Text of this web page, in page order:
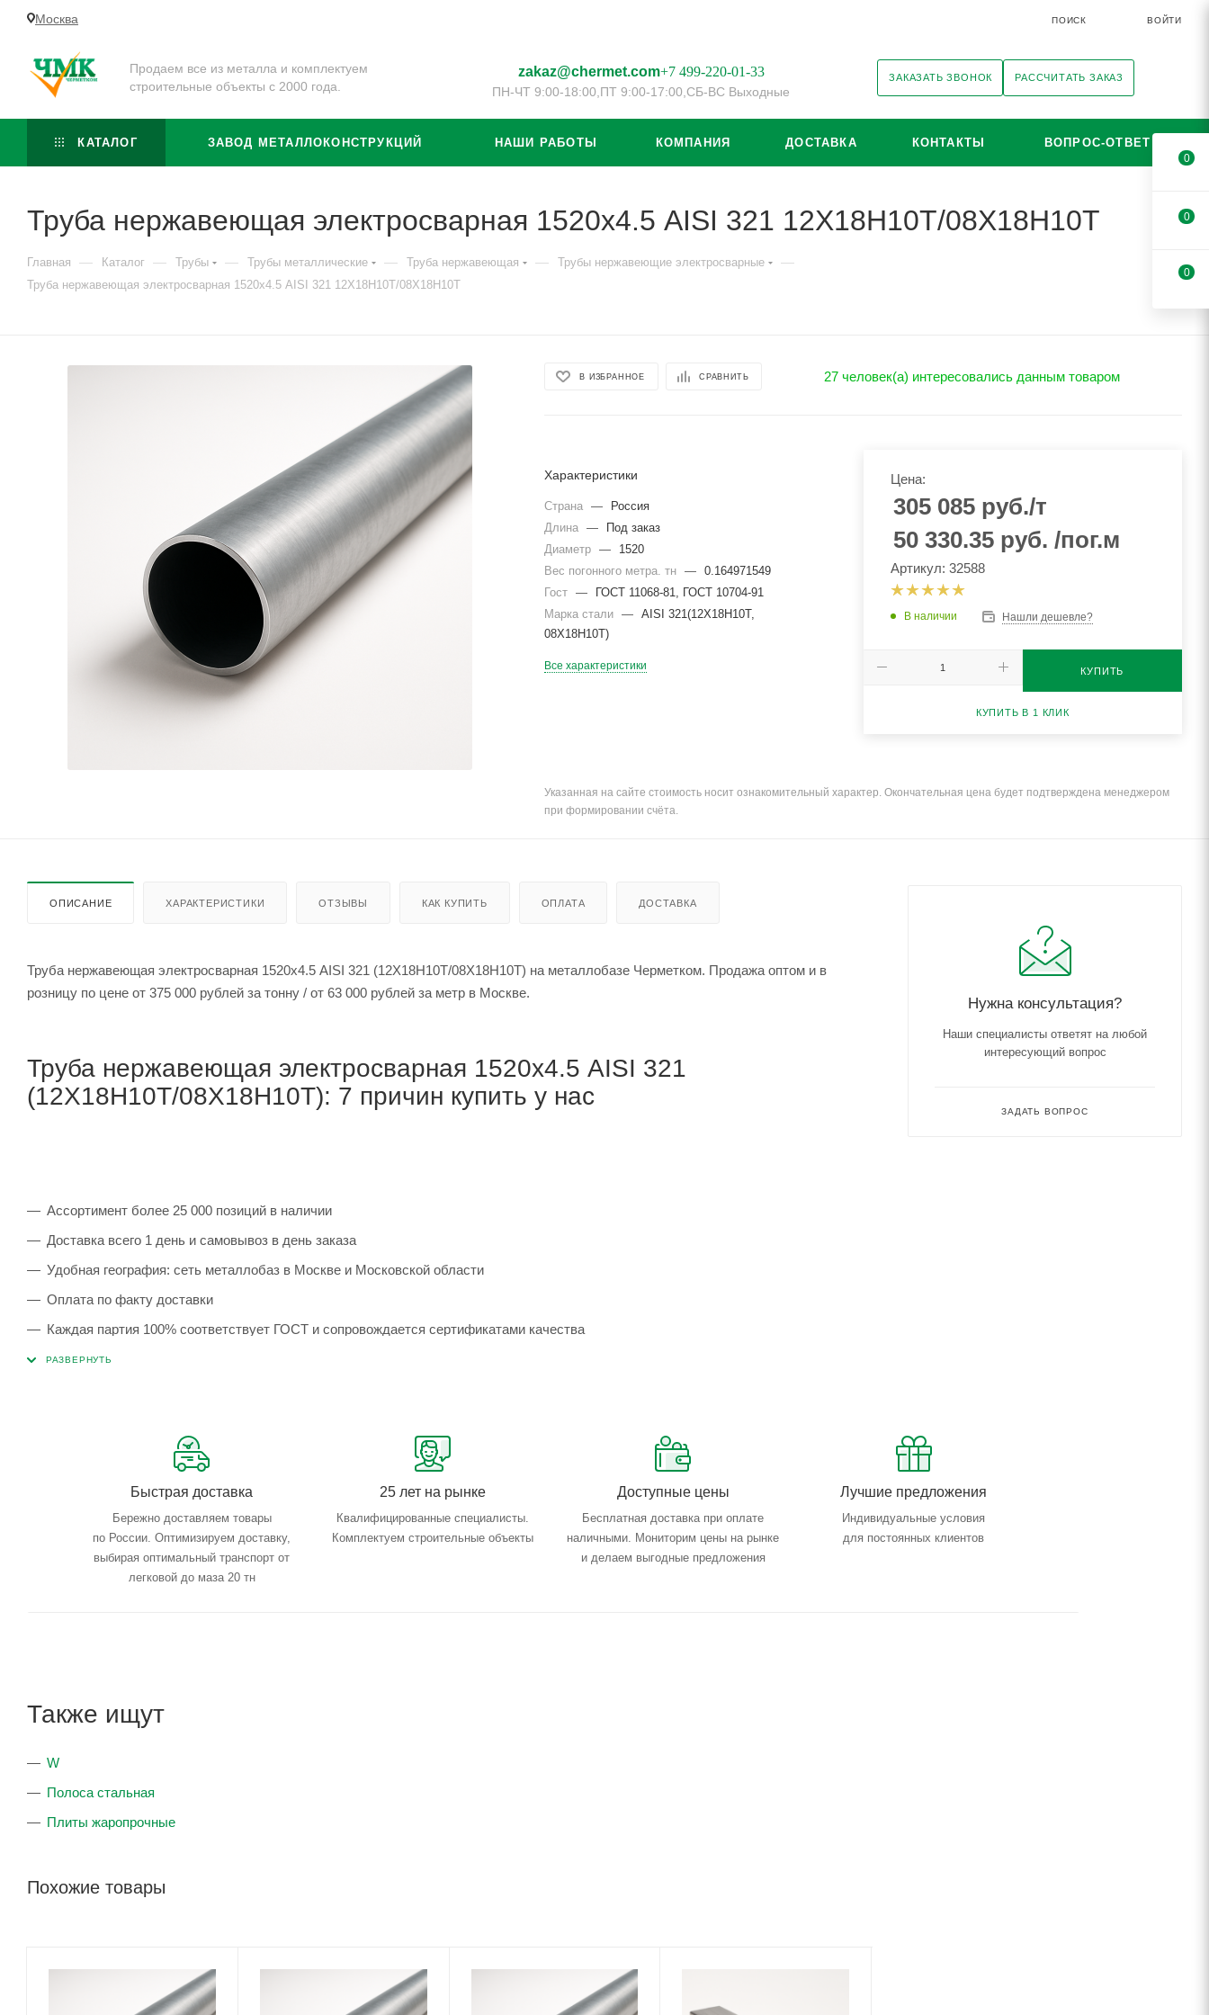
Москва ПОИСК ВОЙТИ
Продаем все из металла и комплектуем
строительные объекты с 2000 года.
zakaz@chermet.com+7 499-220-01-33
ПН-ЧТ 9:00-18:00, ПТ 9:00-17:00, СБ-ВС Выходные
ЗАКАЗАТЬ ЗВОНОК РАССЧИТАТЬ ЗАКАЗ
КАТАЛОГ ЗАВОД МЕТАЛЛОКОНСТРУКЦИЙ НАШИ РАБОТЫ КОМПАНИЯ ДОСТАВКА КОНТАКТЫ ВОПРОС-ОТВЕТ
Труба нержавеющая электросварная 1520х4.5 AISI 321 12Х18Н10Т/08Х18Н10Т
Главная — Каталог — Трубы — Трубы металлические — Труба нержавеющая — Трубы нержавеющие электросварные —
Труба нержавеющая электросварная 1520х4.5 AISI 321 12Х18Н10Т/08Х18Н10Т
В ИЗБРАННОЕ СРАВНИТЬ 27 человек(а) интересовались данным товаром
Характеристики
Страна —
Россия
Длина
—
Под заказ
Диаметр
—
1520
Вес погонного метра. тн
—
0.164971549
Гост
—
ГОСТ 11068-81, ГОСТ 10704-91
Марка стали
—
AISI 321(12Х18Н10Т,
08Х18Н10Т)
Все характеристики
Цена:
305 085руб./т
50 330.35 руб. /пог.м
Артикул: 32588
В наличии Нашли дешевле?
КУПИТЬ
КУПИТЬ В 1 КЛИК
Указанная на сайте стоимость носит ознакомительный характер. Окончательная цена будет подтверждена менеджером
при формировании счёта.
ОПИСАНИЕ ХАРАКТЕРИСТИКИ ОТЗЫВЫ КАК КУПИТЬ ОПЛАТА ДОСТАВКА
Труба нержавеющая электросварная 1520х4.5 AISI 321 (12Х18Н10Т/08Х18Н10Т) на металлобазе Черметком. Продажа оптом и в
розницу по цене от 375 000 рублей за тонну / от 63 000 рублей за метр в Москве.
Труба нержавеющая электросварная 1520х4.5 AISI 321
(12Х18Н10Т/08Х18Н10Т): 7 причин купить у нас
Ассортимент более 25 000 позиций в наличии
Доставка всего 1 день и самовывоз в день заказа
Удобная география: сеть металлобаз в Москве и Московской области
Оплата по факту доставки
Каждая партия 100% соответствует ГОСТ и сопровождается сертификатами качества
Сервисные услуги: резка, гибка, металлообработка
Быстрая доставка
Бережно доставляем товары
по России. Оптимизируем доставку,
выбирая оптимальный транспорт от
легковой до маза 20 тн
25 лет на рынке
Квалифицированные специалисты.
Комплектуем строительные объекты
Доступные цены
Бесплатная доставка при оплате
наличными. Мониторим цены на рынке
и делаем выгодные предложения
Лучшие предложения
Индивидуальные условия
для постоянных клиентов
Также ищут
W
Полоса стальная
Плиты жаропрочные
Похожие товары
Нужна консультация?
Наши специалисты ответят на любой
интересующий вопрос
ЗАДАТЬ ВОПРОС
0
0
0